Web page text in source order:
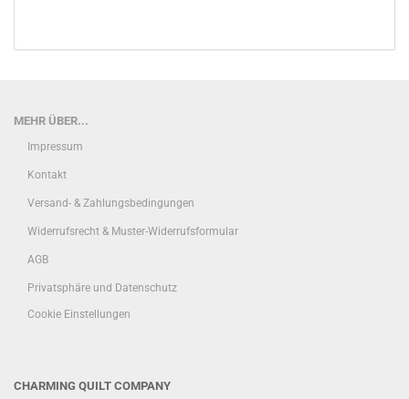
MEHR ÜBER...
Impressum
Kontakt
Versand- & Zahlungsbedingungen
Widerrufsrecht & Muster-Widerrufsformular
AGB
Privatsphäre und Datenschutz
Cookie Einstellungen
CHARMING QUILT COMPANY